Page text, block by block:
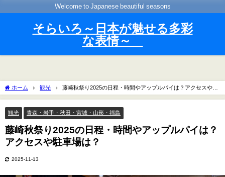
Welcome to Japanese beautiful seasons
そらいろ～日本が魅せる多彩
な表情～
ホーム 観光
藤崎秋祭り2025の日程・時間やアップルパイは？アクセスや駐
車場は？
観光 青森・岩手・秋田・宮城・山形・福島
藤崎秋祭り2025の日程・時間やアップルパイは？
アクセスや駐車場は？
2025-11-13